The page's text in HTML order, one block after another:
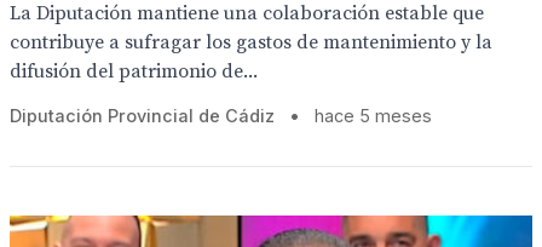
La Diputación mantiene una colaboración estable que
contribuye a sufragar los gastos de mantenimiento y la
difusión del patrimonio de...
Diputación Provincial de Cádiz • hace 5 meses